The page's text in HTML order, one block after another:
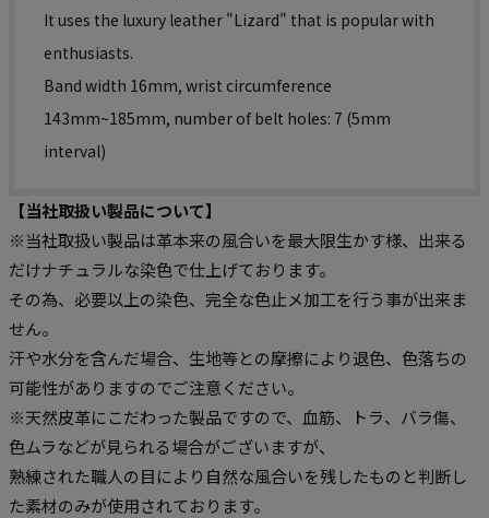
It uses the luxury leather "Lizard" that is popular with
enthusiasts.
Band width 16mm, wrist circumference
143mm~185mm, number of belt holes: 7 (5mm
interval)
【当社取扱い製品について】
※当社取扱い製品は革本来の風合いを最大限生かす様、出来る
だけナチュラルな染色で仕上げております。
その為、必要以上の染色、完全な色止メ加工を行う事が出来ま
せん。
汗や水分を含んだ場合、生地等との摩擦により退色、色落ちの
可能性がありますのでご注意ください。
※天然皮革にこだわった製品ですので、血筋、トラ、バラ傷、
色ムラなどが見られる場合がございますが、
熟練された職人の目により自然な風合いを残したものと判断し
た素材のみが使用されております。